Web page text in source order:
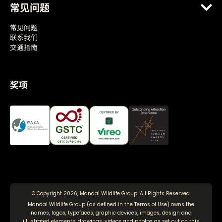
常见问题
常见问题
联系我们
交通指南
奖项
© Copyright 2026, Mandai Wildlife Group. All Rights Reserved.
Mandai Wildlife Group (as defined in the Terms of Use) owns the
names, logos, typefaces, graphic devices, images, design and